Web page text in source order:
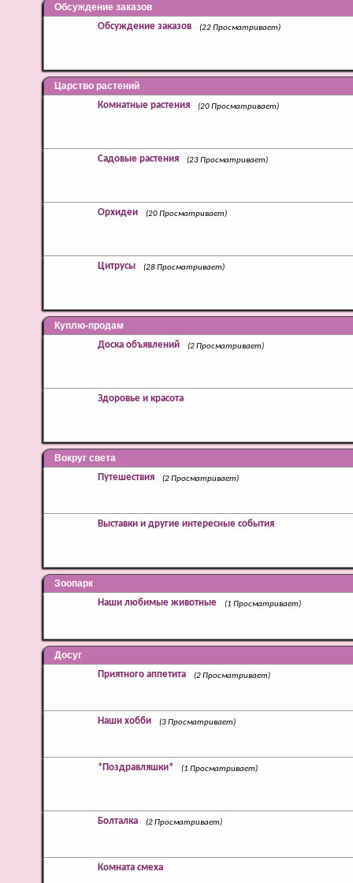
Обсуждение заказов
Обсуждение заказов (22 Просматривает)
Царство растений
Комнатные растения (20 Просматривает)
Садовые растения (23 Просматривает)
Орхидеи (20 Просматривает)
Цитрусы (28 Просматривает)
Куплю-продам
Доска объявлений (2 Просматривает)
Здоровье и красота
Вокруг света
Путешествия (2 Просматривает)
Выставки и другие интересные события
Зоопарк
Наши любимые животные (1 Просматривает)
Досуг
Приятного аппетита (2 Просматривает)
Наши хобби (3 Просматривает)
*Поздравляшки* (1 Просматривает)
Болталка (2 Просматривает)
Комната смеха